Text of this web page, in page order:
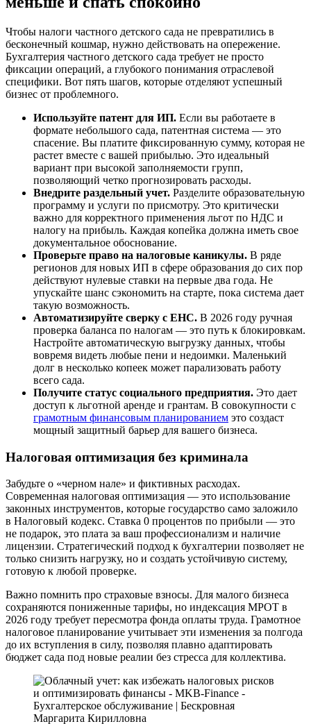
Чтобы налоги частного детского сада не превратились в
бесконечный кошмар, нужно действовать на опережение.
Бухгалтерия частного детского сада требует не просто
фиксации операций, а глубокого понимания отраслевой
специфики. Вот пять шагов, которые отделяют успешный
бизнес от проблемного.
Используйте патент для ИП. Если вы работаете в
формате небольшого сада, патентная система — это
спасение. Вы платите фиксированную сумму, которая не
растет вместе с вашей прибылью. Это идеальный
вариант при высокой заполняемости групп,
позволяющий четко прогнозировать расходы.
Внедрите раздельный учет. Разделите образовательную
программу и услуги по присмотру. Это критически
важно для корректного применения льгот по НДС и
налогу на прибыль. Каждая копейка должна иметь свое
документальное обоснование.
Проверьте право на налоговые каникулы. В ряде
регионов для новых ИП в сфере образования до сих пор
действуют нулевые ставки на первые два года. Не
упускайте шанс сэкономить на старте, пока система дает
такую возможность.
Автоматизируйте сверку с ЕНС. В 2026 году ручная
проверка баланса по налогам — это путь к блокировкам.
Настройте автоматическую выгрузку данных, чтобы
вовремя видеть любые пени и недоимки. Маленький
долг в несколько копеек может парализовать работу
всего сада.
Получите статус социального предприятия. Это дает
доступ к льготной аренде и грантам. В совокупности с
грамотным финансовым планированием это создаст
мощный защитный барьер для вашего бизнеса.
Налоговая оптимизация без криминала
Забудьте о «черном нале» и фиктивных расходах.
Современная налоговая оптимизация — это использование
законных инструментов, которые государство само заложило
в Налоговый кодекс. Ставка 0 процентов по прибыли — это
не подарок, это плата за ваш профессионализм и наличие
лицензии. Стратегический подход к бухгалтерии позволяет не
только снизить нагрузку, но и создать устойчивую систему,
готовую к любой проверке.
Важно помнить про страховые взносы. Для малого бизнеса
сохраняются пониженные тарифы, но индексация МРОТ в
2026 году требует пересмотра фонда оплаты труда. Грамотное
налоговое планирование учитывает эти изменения за полгода
до их вступления в силу, позволяя плавно адаптировать
бюджет сада под новые реалии без стресса для коллектива.